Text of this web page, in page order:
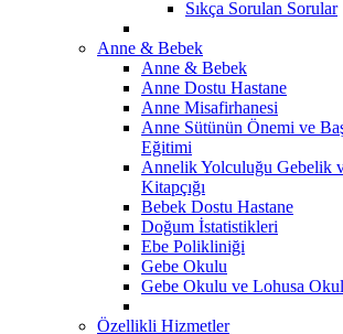
Sıkça Sorulan Sorular
Anne & Bebek
Anne & Bebek
Anne Dostu Hastane
Anne Misafirhanesi
Anne Sütünün Önemi ve
Eğitimi
Annelik Yolculuğu Gebelik
Kitapçığı
Bebek Dostu Hastane
Doğum İstatistikleri
Ebe Polikliniği
Gebe Okulu
Gebe Okulu ve Lohusa
Özellikli Hizmetler